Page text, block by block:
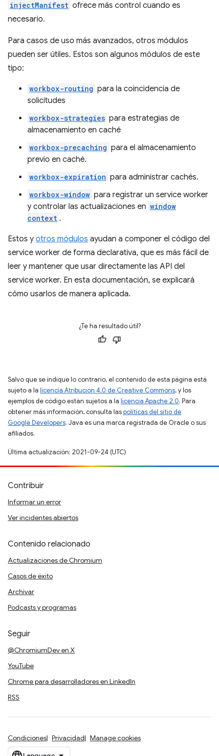
injectManifest ofrece más control cuando es
necesario.
Para casos de uso más avanzados, otros módulos
pueden ser útiles. Estos son algunos módulos de este
tipo:
workbox-routing para la coincidencia de
solicitudes
workbox-strategies para estrategias de
almacenamiento en caché
workbox-precaching para el almacenamiento
previo en caché.
workbox-expiration para administrar cachés.
workbox-window para registrar un service worker
y controlar las actualizaciones en window
context .
Estos y otros módulos ayudan a componer el código del
service worker de forma declarativa, que es más fácil de
leer y mantener que usar directamente las API del
service worker. En esta documentación, se explicará
cómo usarlos de manera aplicada.
¿Te ha resultado útil?
Salvo que se indique lo contrario, el contenido de esta página está
sujeto a la licencia Atribución 4.0 de Creative Commons, y los
ejemplos de código están sujetos a la licencia Apache 2.0. Para
obtener más información, consulta laspolíticas del sitio de
Google Developers. Java es una marca registrada de Oracle o sus
afiliados.
Última actualización: 2021-09-24 (UTC)
Contribuir
Informar un error
Ver incidentes abiertos
Contenido relacionado
Actualizaciones de Chromium
Casos de éxito
Archivar
Podcasts y programas
Seguir
@ChromiumDev en X
YouTube
Chrome para desarrolladores en LinkedIn
RSS
Condiciones Privacidad Manage cookies